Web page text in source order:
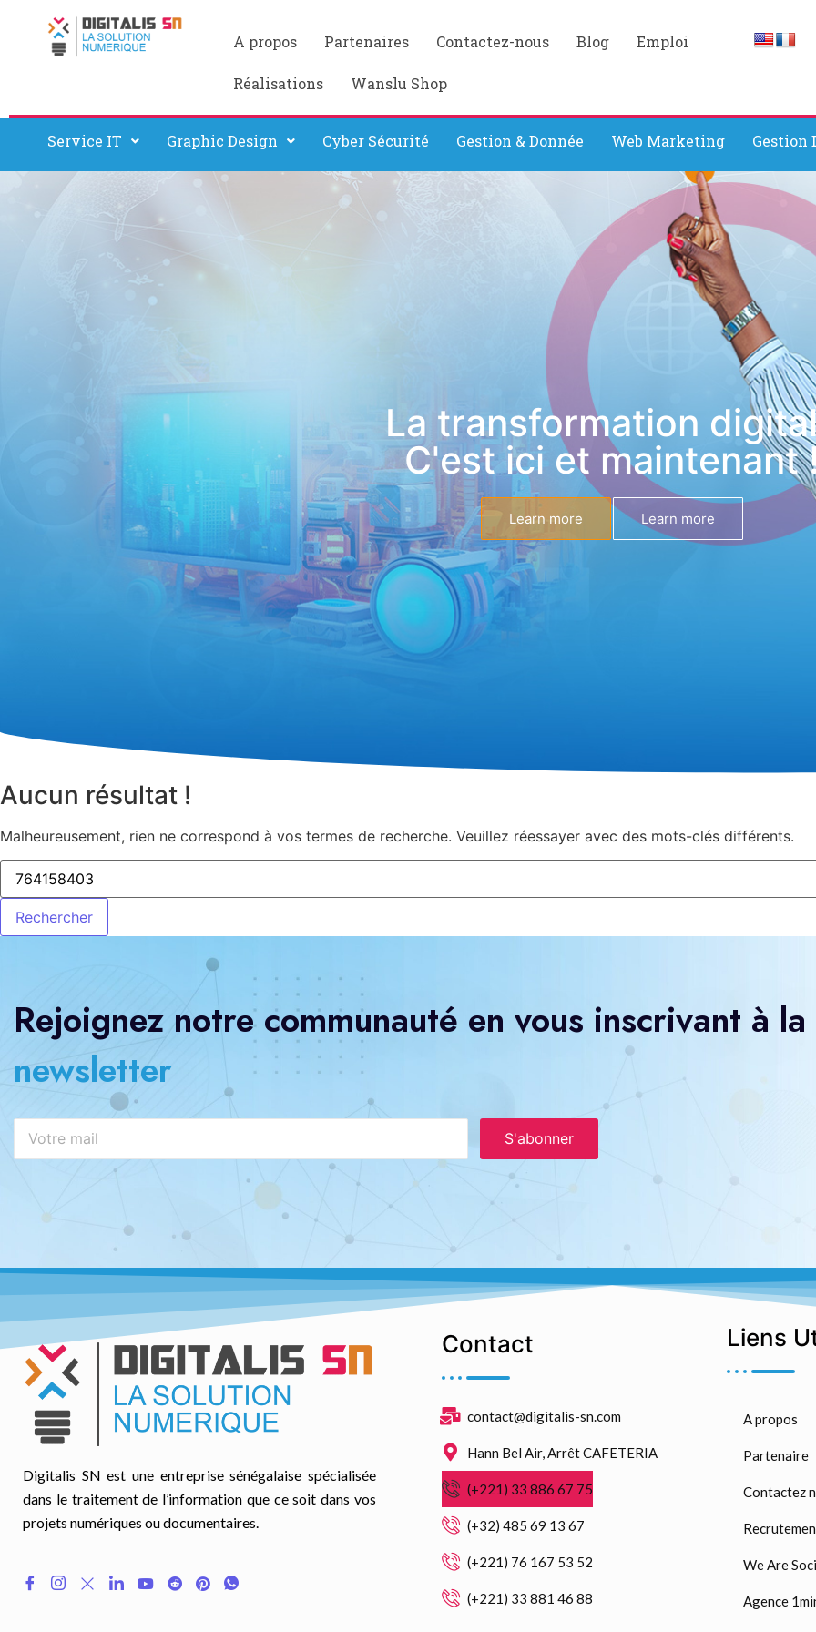
A propos Partenaires Contactez-nous Blog Emploi
Réalisations Wanslu Shop
Service IT Graphic Design Cyber Sécurité Gestion & Donnée Web Marketing Gestion
La transformation
C'est ici et maintenant
Learn more Learn more
Aucun résultat !
Malheureusement, rien ne correspond à vos termes de recherche. Veuillez réessayer avec des mots-clés différents.
Rejoignez notre communauté en vous inscrivant à la
newsletter
S'abonner
Digitalis SN est une entreprise sénégalaise spécialisée
dans le traitement de l’information que ce soit dans vos
projets numériques ou documentaires.
Contact
contact@digitalis-sn.com
Hann Bel Air, Arrêt CAFETERIA
(+221) 33 886 67 75
(+32) 485 69 13 67
(+221) 76 167 53 52
(+221) 33 881 46 88
Liens
A propos
Partenaire
Contactez
We Are
Agence